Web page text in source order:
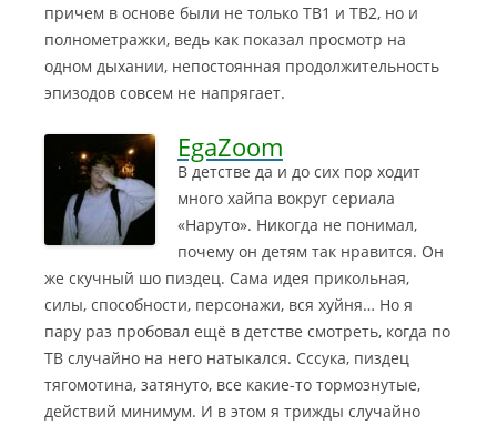
причем в основе были не только ТВ1 и ТВ2, но и
полнометражки, ведь как показал просмотр на
одном дыхании, непостоянная продолжительность
эпизодов совсем не напрягает.
EgaZoom
В детстве да и до сих пор ходит
много хайпа вокруг сериала
«Наруто». Никогда не понимал,
почему он детям так нравится. Он
же скучный шо пиздец. Сама идея прикольная,
силы, способности, персонажи, вся хуйня… Но я
пару раз пробовал ещё в детстве смотреть, когда по
ТВ случайно на него натыкался. Сссука, пиздец
тягомотина, затянуто, все какие-то тормознутые,
действий минимум. И в этом я трижды случайно